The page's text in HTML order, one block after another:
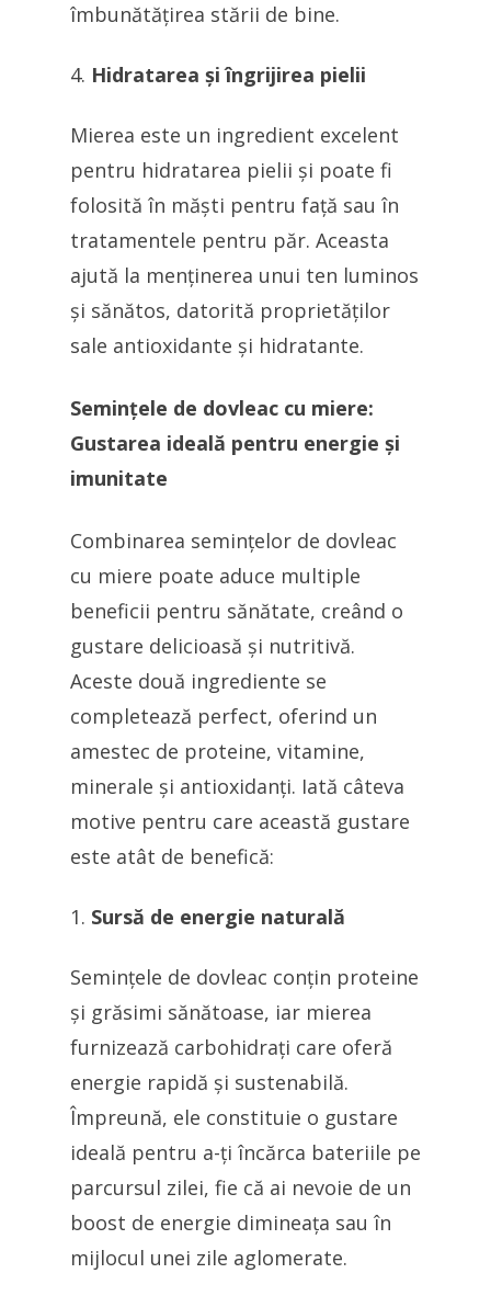
îmbunătățirea stării de bine.
Hidratarea și îngrijirea pielii
Mierea este un ingredient excelent
pentru hidratarea pielii și poate fi
folosită în măști pentru față sau în
tratamentele pentru păr. Aceasta
ajută la menținerea unui ten luminos
și sănătos, datorită proprietăților
sale antioxidante și hidratante.
Semințele de dovleac cu miere:
Gustarea ideală pentru energie și
imunitate
Combinarea semințelor de dovleac
cu miere poate aduce multiple
beneficii pentru sănătate, creând o
gustare delicioasă și nutritivă.
Aceste două ingrediente se
completează perfect, oferind un
amestec de proteine, vitamine,
minerale și antioxidanți. Iată câteva
motive pentru care această gustare
este atât de benefică:
Sursă de energie naturală
Semințele de dovleac conțin proteine
și grăsimi sănătoase, iar mierea
furnizează carbohidrați care oferă
energie rapidă și sustenabilă.
Împreună, ele constituie o gustare
ideală pentru a-ți încărca bateriile pe
parcursul zilei, fie că ai nevoie de un
boost de energie dimineața sau în
mijlocul unei zile aglomerate.